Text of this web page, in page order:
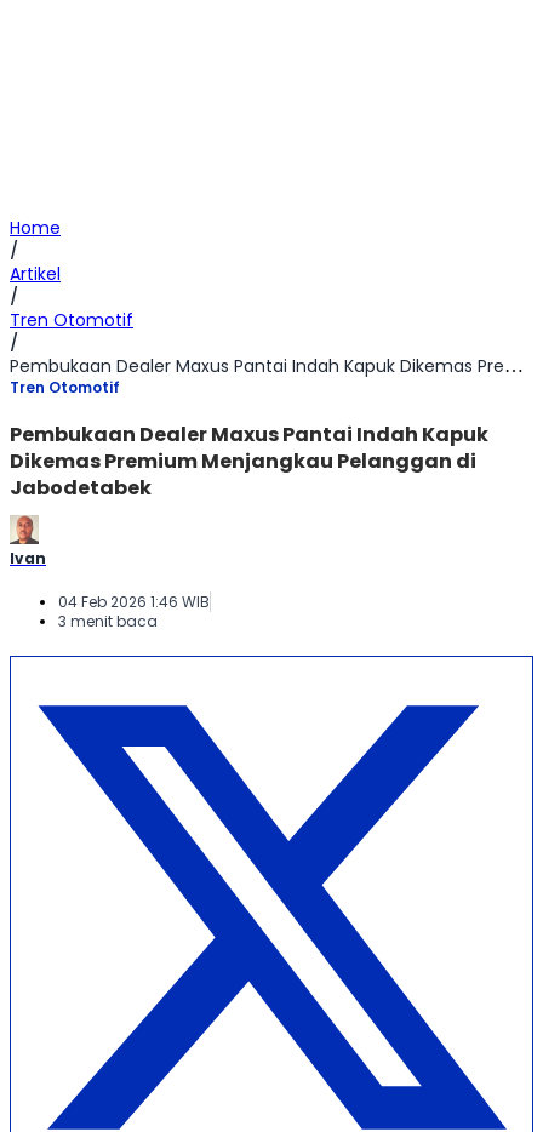
Home
/
Artikel
/
Tren Otomotif
/
Pembukaan Dealer Maxus Pantai Indah Kapuk Dikemas Premium Menjangkau Pelanggan di Jabodetabek
Tren Otomotif
Pembukaan Dealer Maxus Pantai Indah Kapuk
Dikemas Premium Menjangkau Pelanggan di
Jabodetabek
Ivan
04 Feb 2026 1:46 WIB
3 menit baca